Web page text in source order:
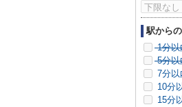
駅から
1分以
5分以
7分以
10分
15分